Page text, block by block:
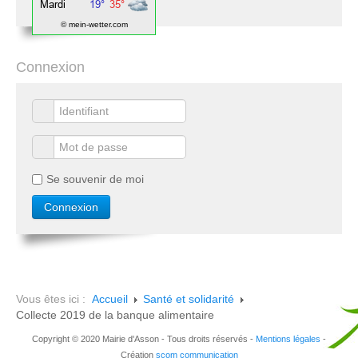
© mein-wetter.com
Connexion
Se souvenir de moi
Vous êtes ici : Accueil
Santé et solidarité
Collecte 2019 de la banque alimentaire
Copyright © 2020 Mairie d'Asson - Tous droits réservés - Mentions légales -
Création scom communication